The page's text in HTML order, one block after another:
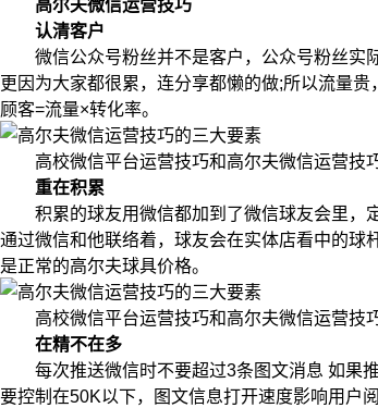
高尔夫微信运营技巧
认清客户
微信公众号粉丝并不是客户，公众号粉丝实际
更因为大家都很累，连分享都懒的做;所以流量
顾客=流量×转化率。
高校微信平台运营技巧和高尔夫微信运营技
重在积累
积累的球友用微信都加到了微信球友会里，定
通过微信和他联络着，球友会在实体店看中的球
是正常的高尔夫球具价格。
高校微信平台运营技巧和高尔夫微信运营技
在精不在多
每次推送微信时不要超过3条图文消息 如果推
要控制在50K以下，图文信息打开速度影响用户